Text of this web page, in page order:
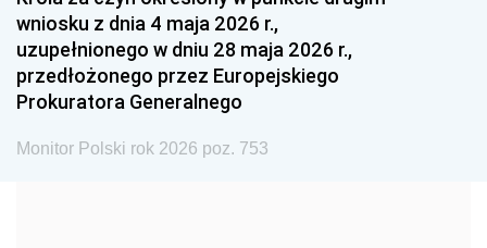
1984 1983
1981 1980 1979
1978 1977
1975 1974
wniosku z dnia 4 maja 2026 r.,
uzupełnionego w dniu 28 maja 2026 r.,
przedłożonego przez Europejskiego
Prokuratora Generalnego
Monitor Polski rok 2026 poz. 753